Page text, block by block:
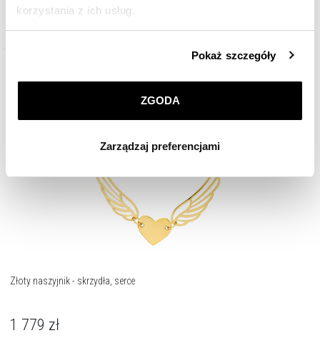
korzystania z ich usług.
przez nas plików cookie znajdziesz wPolityce
prywatności.
korzystamy. Możesz również wybrać jaki rodzaj plików
Zarządzaj preferencjami
. W każdej chwili możesz
dokonać zmiany wybranych przez Ciebie plików cookie.
Pokaż szczegóły
ZGODA
Zarządzaj preferencjami
zł
Złoty naszyjnik - skrzydła, serce
1 779 zł